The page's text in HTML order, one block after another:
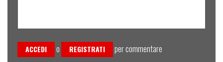
ACCEDI o REGISTRATI per commentare